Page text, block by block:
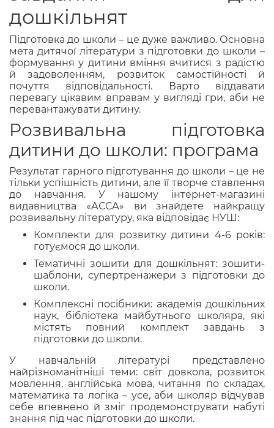
дошкільнят
Підготовка до школи – це дуже важливо. Основна
мета дитячої літератури з підготовки до школи –
формування у дитини вміння вчитися з радістю
й задоволенням, розвиток самостійності й
почуття відповідальності. Варто віддавати
перевагу цікавим вправам у вигляді гри, аби не
перевантажувати дитину.
Розвивальна підготовка
дитини до школи: програма
Результат гарного підготування до школи – це не
тільки успішність дитини, але її творче ставлення
до навчання. У нашому інтернет-магазині
видавництва «АССА» ви знайдете найкращу
розвивальну літературу, яка відповідає НУШ:
Комплекти для розвитку дитини 4-6 років:
готуємося до школи.
Тематичні зошити для дошкільнят: зошити-
шаблони, супертренажери з підготовки до
школи.
Комплексні посібники: академія дошкільних
наук, бібліотека майбутнього школяра, які
містять повний комплект завдань з
підготовки до школи.
У навчальній літературі представлено
найрізноманітніші теми: світ довкола, розвиток
мовлення, англійська мова, читання по складах,
математика та логіка – усе, аби школяр відчував
себе впевнено й зміг продемонструвати набуті
знання під час підготовки до школи.